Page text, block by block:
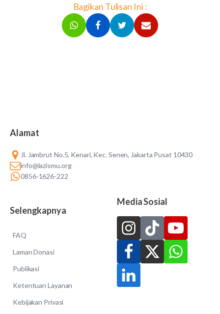
Bagikan Tulisan Ini :
Alamat
Jl. Jambrut No.5, Kenari, Kec. Senen, Jakarta Pusat 10430
info@lazismu.org
0856-1626-222
Selengkapnya
FAQ
Laman Donasi
Publikasi
Ketentuan Layanan
Kebijakan Privasi
Media Sosial